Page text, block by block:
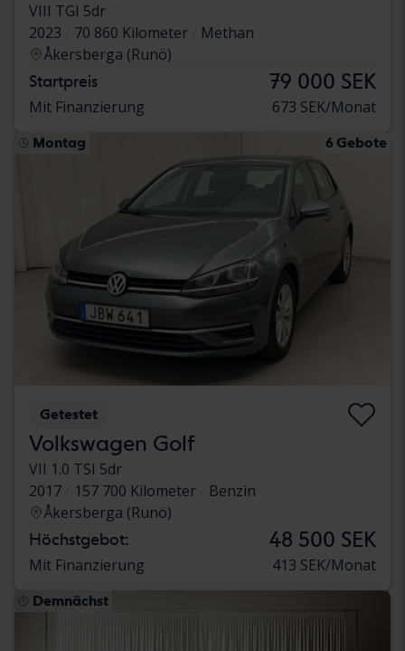
VIII TGI 5dr
2023
70 860 Kilometer
Methan
Åkersberga (Runö)
Startpreis 79 000 SEK
Mit Finanzierung 673 SEK/Monat
Montag 6 Gebote
Getestet
Volkswagen Golf
VII 1.0 TSI 5dr
2017
157 700 Kilometer
Benzin
Åkersberga (Runö)
Höchstgebot: 48 500 SEK
Mit Finanzierung 413 SEK/Monat
Demnächst